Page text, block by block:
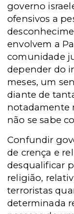
governo
ofensivos a
envolvem a
comunidade
depender do
meses, um
diante de
notadamente
não se sabe
Confundir
de crença e
desqualificar
religião,
terroristas
determinada